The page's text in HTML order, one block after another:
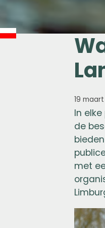
19
In
de
met